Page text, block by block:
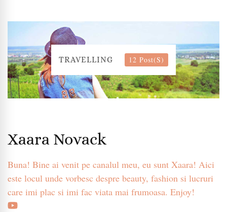
TRAVELLING 12 Post(s)
Xaara Novack
Buna! Bine ai venit pe canalul meu, eu sunt Xaara! Aici
este locul unde vorbesc despre beauty, fashion si lucruri
care imi plac si imi fac viata mai frumoasa. Enjoy!